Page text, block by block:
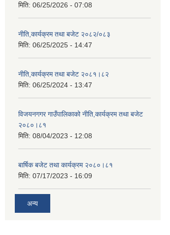
मिति: 06/25/2026 - 07:08
नीति,कार्यक्रम तथा बजेट २०८२/०८३
मिति: 06/25/2025 - 14:47
नीति,कार्यक्रम तथा बजेट २०८१।८२
मिति: 06/25/2024 - 13:47
विजयनगगर गाउँपालिकाको नीति,कार्यक्रम तथा बजेट
२०८०।८१
मिति: 08/04/2023 - 12:08
बार्षिक बजेट तथा कार्यक्रम २०८०।८१
मिति: 07/17/2023 - 16:09
अन्य